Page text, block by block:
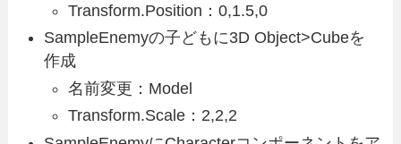
Transform.Position：0,1.5,0
SampleEnemyの子どもに3D Object>Cubeを
作成
名前変更：Model
Transform.Scale：2,2,2